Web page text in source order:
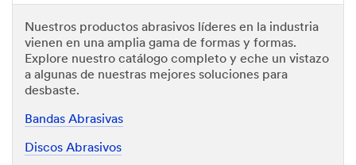
Nuestros productos abrasivos líderes en la industria
vienen en una amplia gama de formas y formas.
Explore nuestro catálogo completo y eche un vistazo
a algunas de nuestras mejores soluciones para
desbaste.
Bandas Abrasivas
Discos Abrasivos